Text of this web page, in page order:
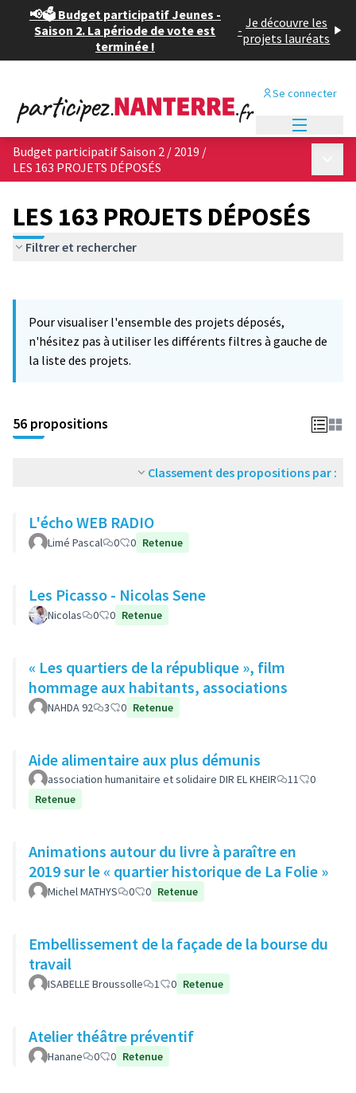
📢🗳️ Budget participatif Jeunes -
Saison 2. La période de vote est
terminée !
- Je découvre les
projets lauréats
Se connecter
Budget participatif Saison 2 / 2019 /
LES 163 PROJETS DÉPOSÉS
LES 163 PROJETS DÉPOSÉS
Filtrer et rechercher
−
Pour visualiser l'ensemble des projets déposés,
n'hésitez pas à utiliser les différents filtres à gauche de
la liste des projets.
56 propositions
Classement des propositions par :
L'écho WEB RADIO
Limé Pascal 0 0 Retenue
Les Picasso - Nicolas Sene
Nicolas 0 0 Retenue
« Les quartiers de la république », film
hommage aux habitants, associations
NAHDA 92 3 0 Retenue
Aide alimentaire aux plus démunis
association humanitaire et solidaire DIR EL KHEIR 11
0
Retenue
Animations autour du livre à paraître en
2019 sur le « quartier historique de La Folie »
Michel MATHYS 0 0 Retenue
Embellissement de la façade de la bourse du
travail
ISABELLE Broussolle 1 0 Retenue
Atelier théâtre préventif
Hanane 0 0 Retenue